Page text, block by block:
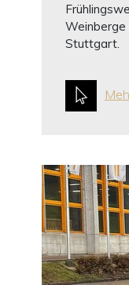
Weinberge
Stuttgart.